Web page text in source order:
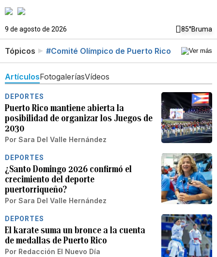
9 de agosto de 2026 85°Bruma
Tópicos #Comité Olímpico de Puerto Rico
ArtículosFotogaleríasVídeos
DEPORTES
Puerto Rico mantiene abierta la
posibilidad de organizar los Juegos de
2030
Por Sara Del Valle Hernández
DEPORTES
¿Santo Domingo 2026 confirmó el
crecimiento del deporte
puertorriqueño?
Por Sara Del Valle Hernández
DEPORTES
El karate suma un bronce a la cuenta
de medallas de Puerto Rico
Por Redacción El Nuevo Día